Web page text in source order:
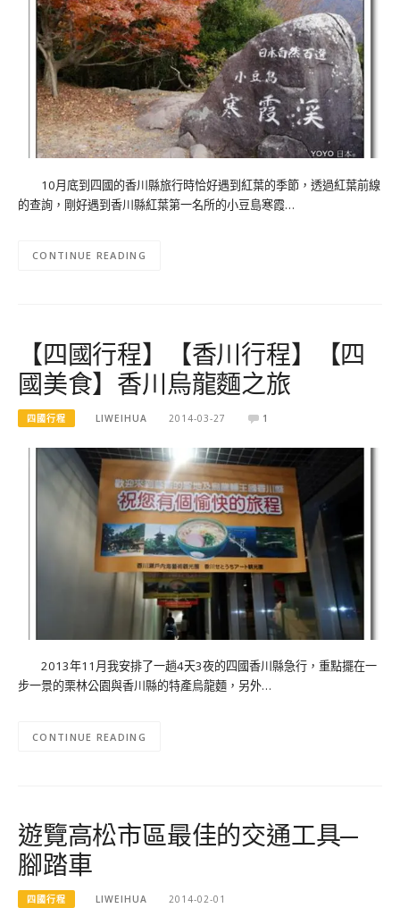
10月底到四國的香川縣旅行時恰好遇到紅葉的季節，透過紅葉前線
的查詢，剛好遇到香川縣紅葉第一名所的小豆島寒霞…
CONTINUE READING
【四國行程】【香川行程】【四
國美食】香川烏龍麵之旅
四國行程 LIWEIHUA 2014-03-27 1
2013年11月我安排了一趟4天3夜的四國香川縣急行，重點擺在一
步一景的栗林公園與香川縣的特產烏龍麵，另外…
CONTINUE READING
遊覽高松市區最佳的交通工具─
腳踏車
四國行程 LIWEIHUA 2014-02-01